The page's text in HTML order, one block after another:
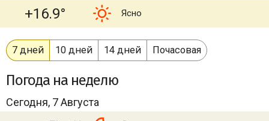
+16.9° Ясно
7 дней 10 дней 14 дней Почасовая
Погода на неделю
Сегодня, 7 Августа